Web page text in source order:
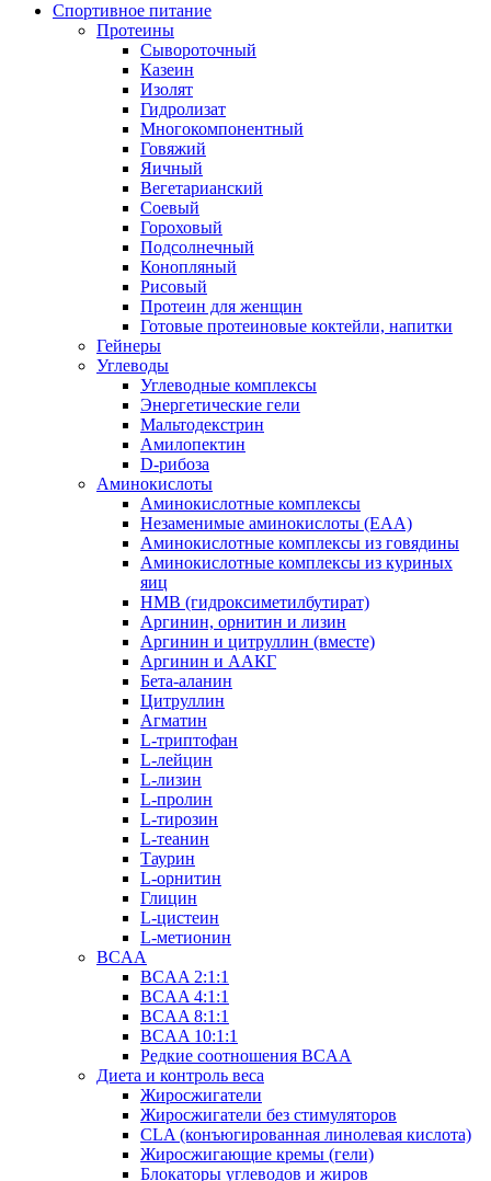
Спортивное питание
Протеины
Сывороточный
Казеин
Изолят
Гидролизат
Многокомпонентный
Говяжий
Яичный
Вегетарианский
Соевый
Гороховый
Подсолнечный
Конопляный
Рисовый
Протеин для женщин
Готовые протеиновые коктейли, напитки
Гейнеры
Углеводы
Углеводные комплексы
Энергетические гели
Мальтодекстрин
Амилопектин
D-рибоза
Аминокислоты
Аминокислотные комплексы
Незаменимые аминокислоты (EAA)
Аминокислотные комплексы из говядины
Аминокислотные комплексы из куриных
яиц
HMB (гидроксиметилбутират)
Аргинин, орнитин и лизин
Аргинин и цитруллин (вместе)
Аргинин и ААКГ
Бета-аланин
Цитруллин
Агматин
L-триптофан
L-лейцин
L-лизин
L-пролин
L-тирозин
L-теанин
Таурин
L-орнитин
Глицин
L-цистеин
L-метионин
BCAA
BCAA 2:1:1
BCAA 4:1:1
BCAA 8:1:1
BCAA 10:1:1
Редкие соотношения BCAA
Диета и контроль веса
Жиросжигатели
Жиросжигатели без стимуляторов
CLA (конъюгированная линолевая кислота)
Жиросжигающие кремы (гели)
Блокаторы углеводов и жиров